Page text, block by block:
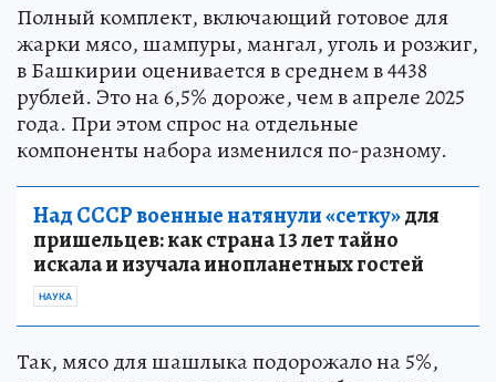
Полный комплект, включающий готовое для
жарки мясо, шампуры, мангал, уголь и розжиг,
в Башкирии оценивается в среднем в 4438
рублей. Это на 6,5% дороже, чем в апреле 2025
года. При этом спрос на отдельные
компоненты набора изменился по-разному.
Над СССР военные натянули «сетку»для
пришельцев: как страна 13 лет тайно
искала и изучала инопланетных гостей
НАУКА
Так, мясо для шашлыка подорожало на 5%,